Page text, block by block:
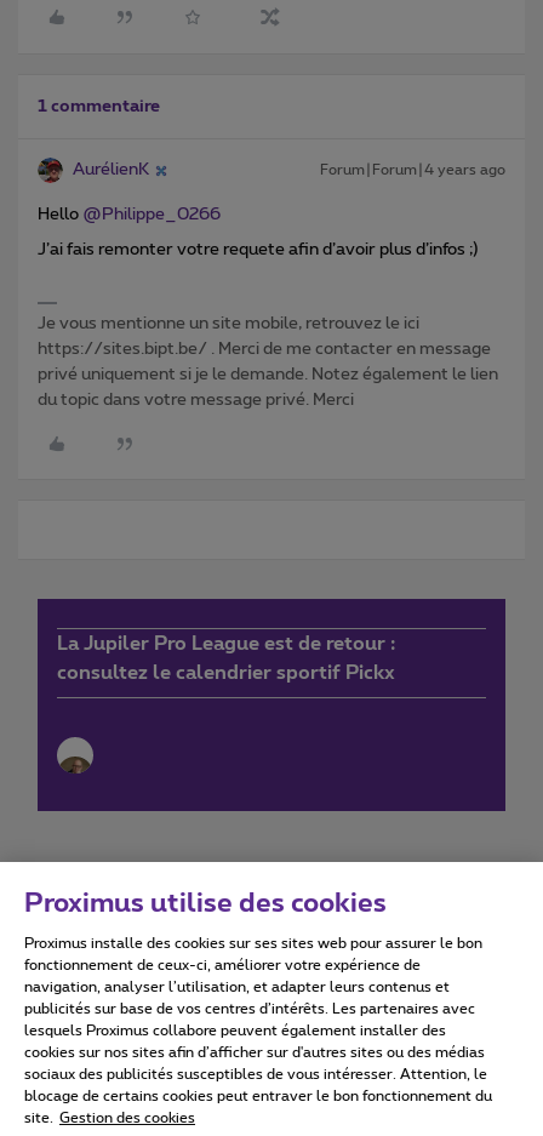
1 commentaire
AurélienK Forum|Forum|4 years ago
Hello @Philippe_0266
J’ai fais remonter votre requete afin d’avoir plus d’infos ;)
Je vous mentionne un site mobile, retrouvez le ici
https://sites.bipt.be/ . Merci de me contacter en message
privé uniquement si je le demande. Notez également le lien
du topic dans votre message privé. Merci
La Jupiler Pro League est de retour :
consultez le calendrier sportif Pickx
Conditions d'utilisation Accessibility statement
Tous droits réservés. © 2026 Proximus
Conditions générales, info consommateur
Proximus utilise des cookies
Proximus installe des cookies sur ses sites web pour assurer le bon
fonctionnement de ceux-ci, améliorer votre expérience de
navigation, analyser l’utilisation, et adapter leurs contenus et
publicités sur base de vos centres d’intérêts. Les partenaires avec
lesquels Proximus collabore peuvent également installer des
cookies sur nos sites afin d’afficher sur d'autres sites ou des médias
sociaux des publicités susceptibles de vous intéresser. Attention, le
blocage de certains cookies peut entraver le bon fonctionnement du
site.
Gestion des cookies